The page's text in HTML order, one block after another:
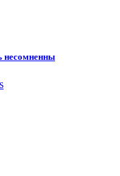
несомненны